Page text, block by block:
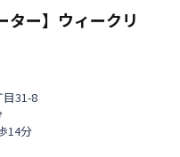
ター】ウィークリ
目31-8
14分